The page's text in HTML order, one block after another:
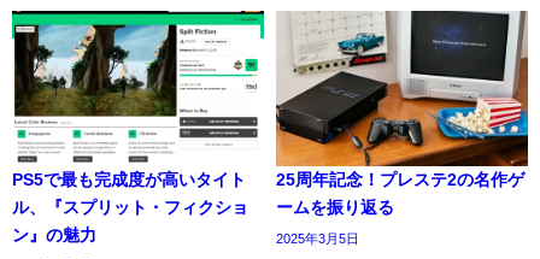
PS5で最も完成度が高いタイト
ル、『スプリット・フィクショ
ン』の魅力
25周年記念！プレステ2の名作ゲ
ームを振り返る
2025年3月5日